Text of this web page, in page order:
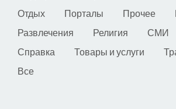
Отдых
Порталы Прочее
Развлечения
Религия СМИ
Справка
Товары и услуги
Все